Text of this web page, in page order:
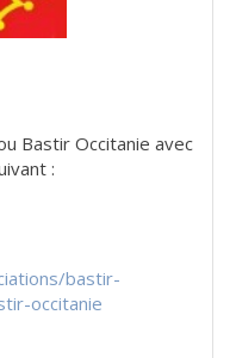
Bastir Occitanie avec
:
bastir-
occitanie